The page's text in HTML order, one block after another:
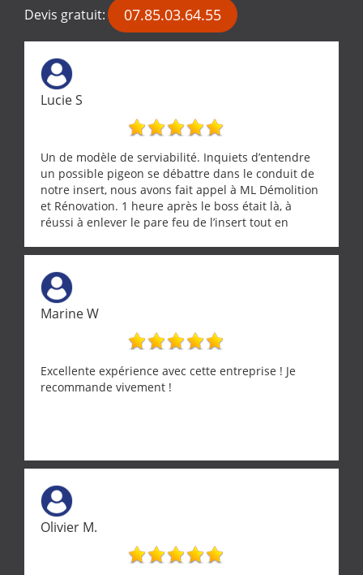
Devis gratuit: 07.85.03.64.55
Lucie S
Un de modèle de serviabilité. Inquiets d’entendre
un possible pigeon se débattre dans le conduit de
notre insert, nous avons fait appel à ML Démolition
et Rénovation. 1 heure après le boss était là, à
réussi à enlever le pare feu de l’insert tout en
tourterelle et s’est ensuite patiemment occupé de
l’oiseau jusqu’à ce qu’il reprenne ses esprits et
puisse s’envoler. Après quoi il a procédé au
ramonage de notre insert avec dextérité et une
grande propreté, nous gratifiant également de
nombreux conseils concernant d’autres sujets. Un
entrepreneur comme on souhaite en rencontrer.
Encore un grand merci à lui.
Marine W
Excellente expérience avec cette entreprise ! Je
recommande vivement !
Olivier M.